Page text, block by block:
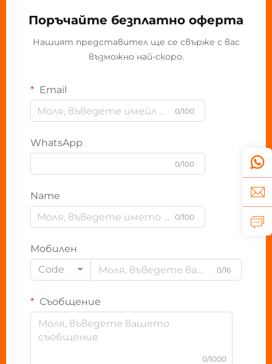
Поръчайте безплатно оферта
Нашият представител ще се свърже с вас
възможно най-скоро.
Email
0/100
WhatsApp
0/100
Name
0/100
Мобилен
Code
0/16
Съобщение
0/1000